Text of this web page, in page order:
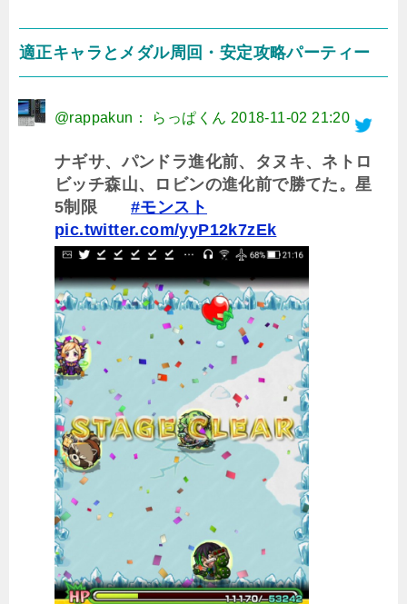
適正キャラとメダル周回・安定攻略パーティー
@rappakun： らっぱくん 2018-11-02 21:20
ナギサ、パンドラ進化前、タヌキ、ネトロ
ビッチ森山、ロビンの進化前で勝てた。星
5制限 #モンスト
pic.twitter.com/yyP12k7zEk